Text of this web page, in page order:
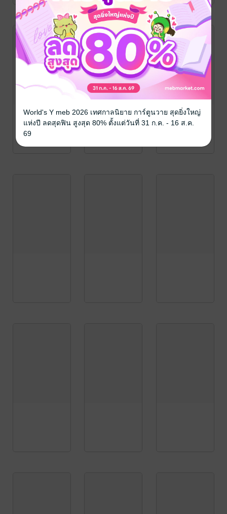
World's Y meb 2026 เทศกาลนิยาย การ์ตูนวาย สุดยิ่งใหญ่
แห่งปี ลดสุดฟิน สูงสุด 80% ตั้งแต่วันที่ 31 ก.ค. - 16 ส.ค.
69